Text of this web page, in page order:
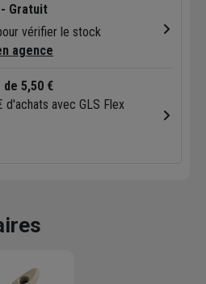
Gratuit
vérifier le stock
agence
5,50 €
avec GLS Flex